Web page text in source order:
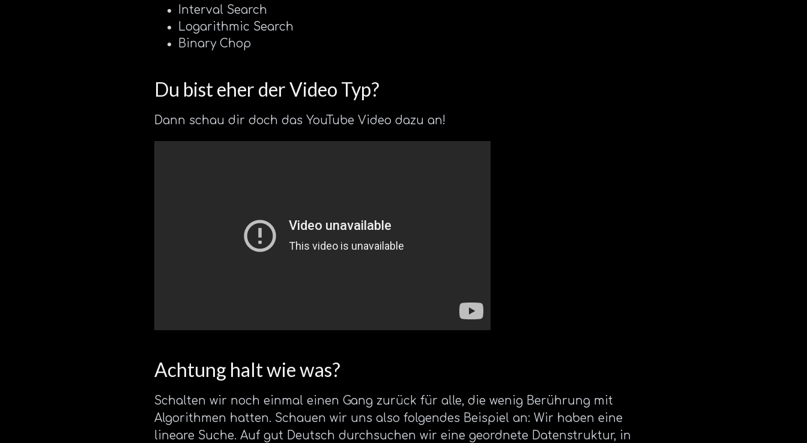
Interval Search
Logarithmic Search
Binary Chop
Du bist eher der Video Typ?
Dann schau dir doch das YouTube Video dazu an!
Achtung halt wie was?
Schalten wir noch einmal einen Gang zurück für alle, die wenig Berührung mit
Algorithmen hatten. Schauen wir uns also folgendes Beispiel an: Wir haben eine
lineare Suche. Auf gut Deutsch durchsuchen wir eine geordnete Datenstruktur, in